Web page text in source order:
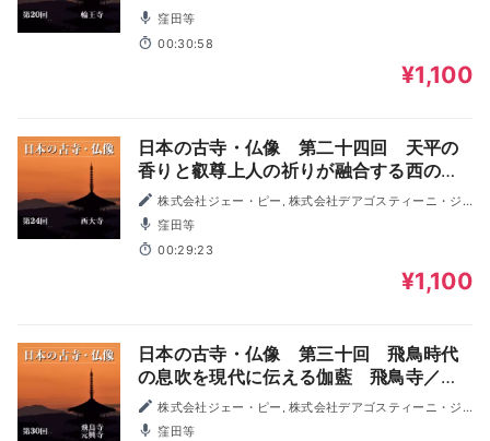
ャパン
窪田等
00:30:58
¥1,100
日本の古寺・仏像 第二十四回 天平の
香りと叡尊上人の祈りが融合する西のお
おてら 西大寺
株式会社ジェー・ピー, 株式会社デアゴスティーニ・ジ
ャパン
窪田等
00:29:23
¥1,100
日本の古寺・仏像 第三十回 飛鳥時代
の息吹を現代に伝える伽藍 飛鳥寺／元
興寺
株式会社ジェー・ピー, 株式会社デアゴスティーニ・ジ
ャパン
窪田等